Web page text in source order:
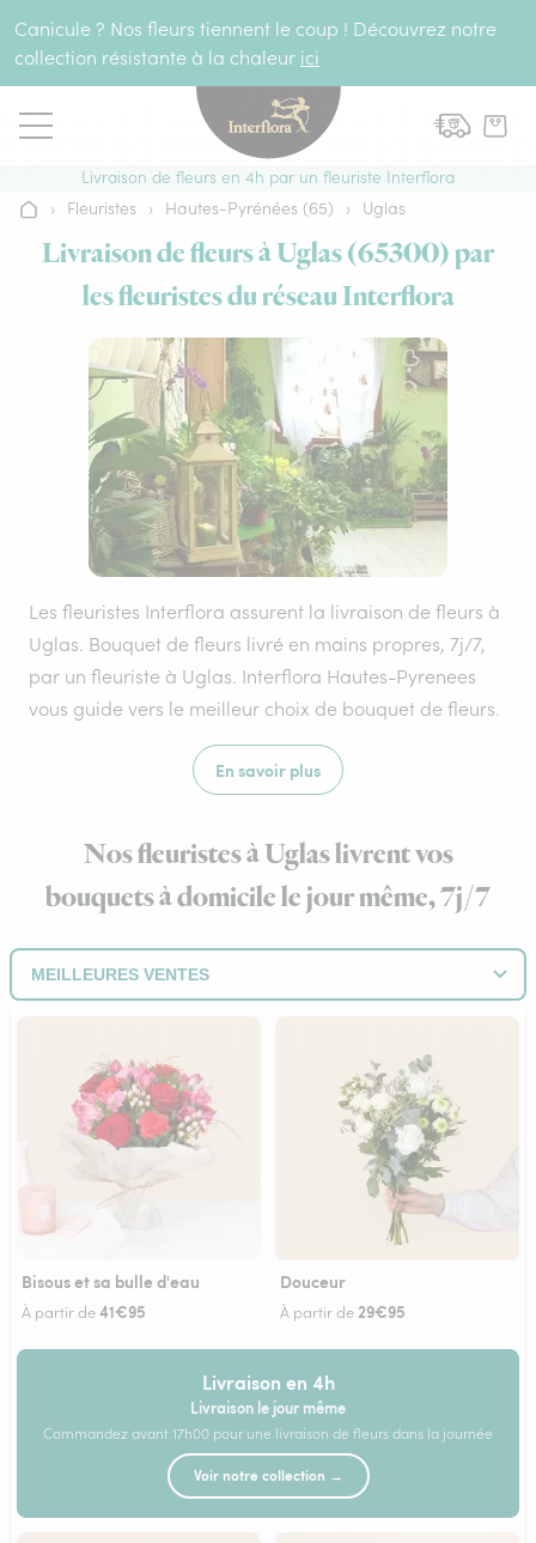
Canicule ? Nos fleurs tiennent le coup ! Découvrez notre
collection résistante à la chaleur ici
Livraison de fleurs en 4h par un fleuriste Interflora
Accueil
› Fleuristes › Hautes-Pyrénées (65) › Uglas
Livraison de fleurs à Uglas (65300) par
les fleuristes du réseau Interflora
Les fleuristes Interflora assurent la livraison de fleurs à
Uglas. Bouquet de fleurs livré en mains propres, 7j/7,
par un fleuriste à Uglas. Interflora Hautes-Pyrenees
vous guide vers le meilleur choix de bouquet de fleurs.
En savoir plus
Nos fleuristes à Uglas livrent vos
bouquets à domicile le jour même, 7j/7
Bisous et sa bulle d'eau
À partir de41€95
Douceur
À partir de29€95
Livraison en 4h
Livraison le jour même
Commandez avant 17h00 pour une livraison de fleurs dans la journée
Voir notre collection →